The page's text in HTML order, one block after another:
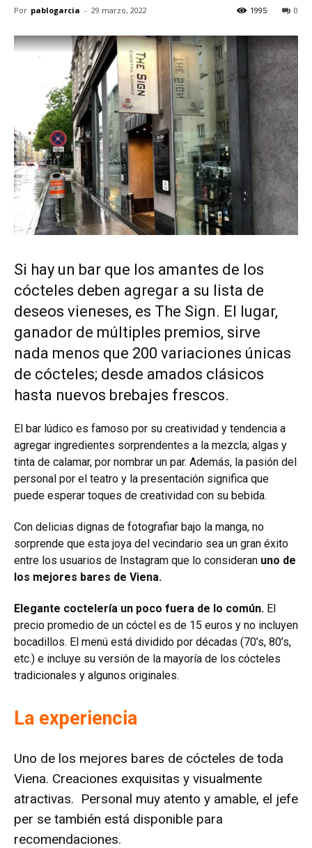
Por pablogarcia - 29 marzo, 2022 0
1995
Si hay un bar que los amantes de los
cócteles deben agregar a su lista de
deseos vieneses, es The Sign. El lugar,
ganador de múltiples premios, sirve
nada menos que 200 variaciones únicas
de cócteles; desde amados clásicos
hasta nuevos brebajes frescos.
El bar lúdico es famoso por su creatividad y tendencia a
agregar ingredientes sorprendentes a la mezcla; algas y
tinta de calamar, por nombrar un par. Además, la pasión del
personal por el teatro y la presentación significa que
puede esperar toques de creatividad con su bebida.
Con delicias dignas de fotografiar bajo la manga, no
sorprende que esta joya del vecindario sea un gran éxito
entre los usuarios de Instagram que lo consideran uno de
los mejores bares de Viena.
Elegante coctelería un poco fuera de lo común. El
precio promedio de un cóctel es de 15 euros y no incluyen
bocadillos. El menú está dividido por décadas (70’s, 80’s,
etc.) e incluye su versión de la mayoría de los cócteles
tradicionales y algunos originales.
La experiencia
Uno de los mejores bares de cócteles de toda
Viena. Creaciones exquisitas y visualmente
atractivas. Personal muy atento y amable, el jefe
per se también está disponible para
recomendaciones.